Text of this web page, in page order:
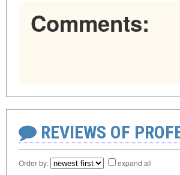
Comments:
REVIEWS OF
Order by: expand all